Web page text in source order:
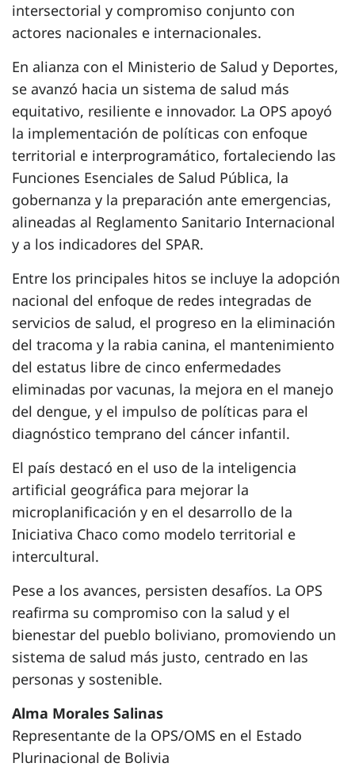
intersectorial y compromiso conjunto con
actores nacionales e internacionales.
En alianza con el Ministerio de Salud y Deportes,
se avanzó hacia un sistema de salud más
equitativo, resiliente e innovador. La OPS apoyó
la implementación de políticas con enfoque
territorial e interprogramático, fortaleciendo las
Funciones Esenciales de Salud Pública, la
gobernanza y la preparación ante emergencias,
alineadas al Reglamento Sanitario Internacional
y a los indicadores del SPAR.
Entre los principales hitos se incluye la adopción
nacional del enfoque de redes integradas de
servicios de salud, el progreso en la eliminación
del tracoma y la rabia canina, el mantenimiento
del estatus libre de cinco enfermedades
eliminadas por vacunas, la mejora en el manejo
del dengue, y el impulso de políticas para el
diagnóstico temprano del cáncer infantil.
El país destacó en el uso de la inteligencia
artificial geográfica para mejorar la
microplanificación y en el desarrollo de la
Iniciativa Chaco como modelo territorial e
intercultural.
Pese a los avances, persisten desafíos. La OPS
reafirma su compromiso con la salud y el
bienestar del pueblo boliviano, promoviendo un
sistema de salud más justo, centrado en las
personas y sostenible.
Alma Morales Salinas
Representante de la OPS/OMS en el Estado
Plurinacional de Bolivia